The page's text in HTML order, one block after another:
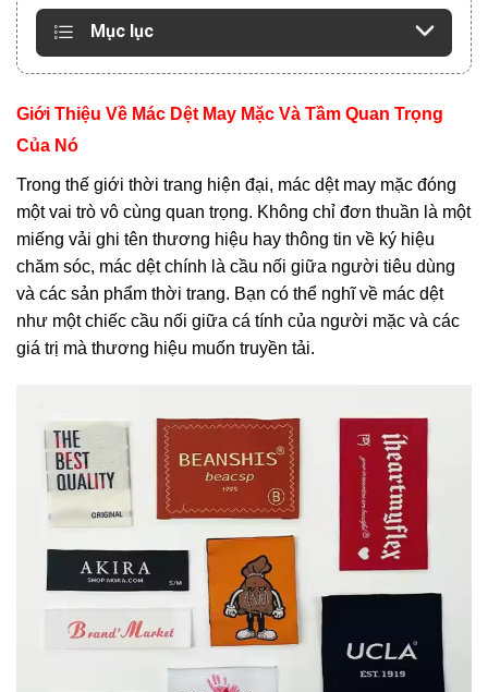
Mục lục
Giới Thiệu Về Mác Dệt May Mặc Và Tầm Quan Trọng
Của Nó
Trong thế giới thời trang hiện đại, mác dệt may mặc đóng
một vai trò vô cùng quan trọng. Không chỉ đơn thuần là một
miếng vải ghi tên thương hiệu hay thông tin về ký hiệu
chăm sóc, mác dệt chính là cầu nối giữa người tiêu dùng
và các sản phẩm thời trang. Bạn có thể nghĩ về mác dệt
như một chiếc cầu nối giữa cá tính của người mặc và các
giá trị mà thương hiệu muốn truyền tải.